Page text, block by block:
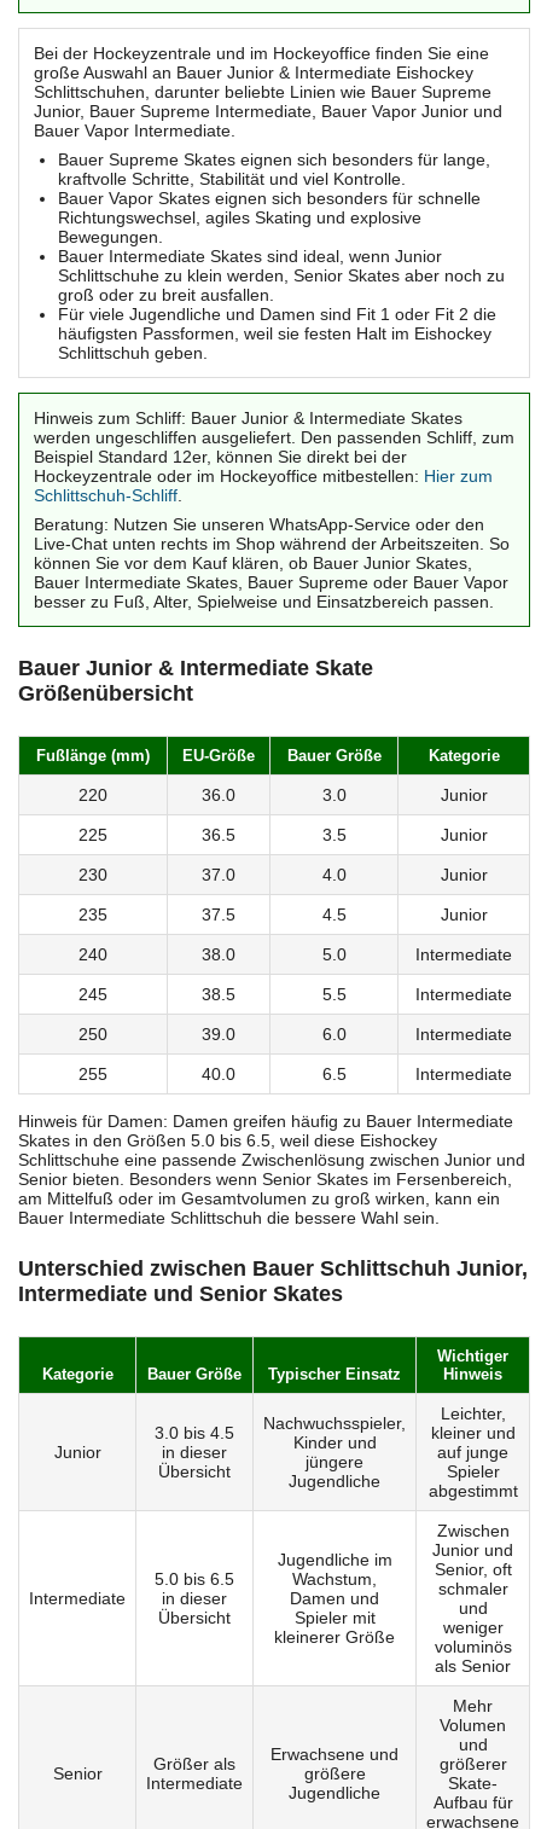
Bei der Hockeyzentrale und im Hockeyoffice finden Sie eine
große Auswahl an Bauer Junior & Intermediate Eishockey
Schlittschuhen, darunter beliebte Linien wie Bauer Supreme
Junior, Bauer Supreme Intermediate, Bauer Vapor Junior und
Bauer Vapor Intermediate.
Bauer Supreme Skates eignen sich besonders für lange,
kraftvolle Schritte, Stabilität und viel Kontrolle.
Bauer Vapor Skates eignen sich besonders für schnelle
Richtungswechsel, agiles Skating und explosive
Bewegungen.
Bauer Intermediate Skates sind ideal, wenn Junior
Schlittschuhe zu klein werden, Senior Skates aber noch zu
groß oder zu breit ausfallen.
Für viele Jugendliche und Damen sind Fit 1 oder Fit 2 die
häufigsten Passformen, weil sie festen Halt im Eishockey
Schlittschuh geben.
Hinweis zum Schliff: Bauer Junior & Intermediate Skates
werden ungeschliffen ausgeliefert. Den passenden Schliff, zum
Beispiel Standard 12er, können Sie direkt bei der
Hockeyzentrale oder im Hockeyoffice mitbestellen: Hier zum
Schlittschuh-Schliff
Beratung: Nutzen Sie unseren WhatsApp-Service oder den
Live-Chat unten rechts im Shop während der Arbeitszeiten. So
können Sie vor dem Kauf klären, ob Bauer Junior Skates,
Bauer Intermediate Skates, Bauer Supreme oder Bauer Vapor
besser zu Fuß, Alter, Spielweise und Einsatzbereich passen.
Bauer Junior & Intermediate Skate
Größenübersicht
Fußlänge (mm) EU-Größe Bauer Größe Kategorie
220 36.0 3.0 Junior
225 36.5 3.5 Junior
230 37.0 4.0 Junior
235 37.5 4.5 Junior
240 38.0 5.0 Intermediate
245 38.5 5.5 Intermediate
250 39.0 6.0 Intermediate
255 40.0 6.5 Intermediate
Hinweis für Damen: Damen greifen häufig zu Bauer Intermediate
Skates in den Größen 5.0 bis 6.5, weil diese Eishockey
Schlittschuhe eine passende Zwischenlösung zwischen Junior und
Senior bieten. Besonders wenn Senior Skates im Fersenbereich,
am Mittelfuß oder im Gesamtvolumen zu groß wirken, kann ein
Bauer Intermediate Schlittschuh die bessere Wahl sein.
Unterschied zwischen Bauer Schlittschuh Junior,
Intermediate und Senior Skates
Kategorie Bauer Größe Typischer Einsatz
Wichtiger
Hinweis
Junior
3.0 bis 4.5
in dieser
Übersicht
Nachwuchsspieler,
Kinder und
jüngere
Jugendliche
Leichter,
kleiner und
auf junge
Spieler
abgestimmt
Intermediate
5.0 bis 6.5
in dieser
Übersicht
Jugendliche im
Wachstum,
Damen und
Spieler mit
kleinerer Größe
Zwischen
Junior und
Senior, oft
schmaler
und
weniger
voluminös
als Senior
Senior
Größer als
Intermediate
Erwachsene und
größere
Jugendliche
Mehr
Volumen
und
größerer
Skate-
Aufbau für
erwachsene